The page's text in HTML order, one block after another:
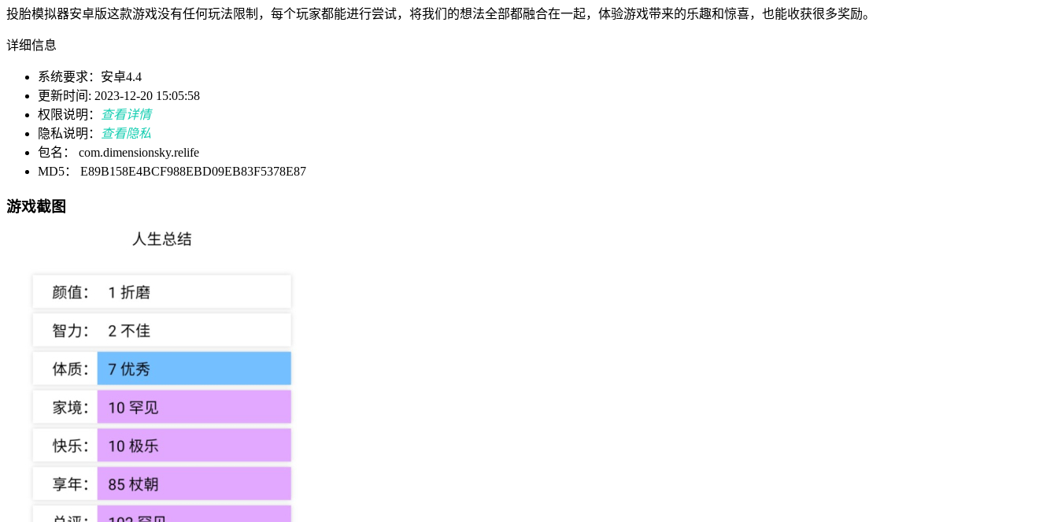
投胎模拟器安卓版这款游戏没有任何玩法限制，每个玩家都能进行尝试，将我们的想法全部都融合在一起，体验游戏带来的乐趣和惊喜，也能收获很多奖励。
详细信息
系统要求：安卓4.4
更新时间: 2023-12-20 15:05:58
权限说明：
查看详情
隐私说明：
查看隐私
包名： com.dimensionsky.relife
MD5： E89B158E4BCF988EBD09EB83F5378E87
游戏截图